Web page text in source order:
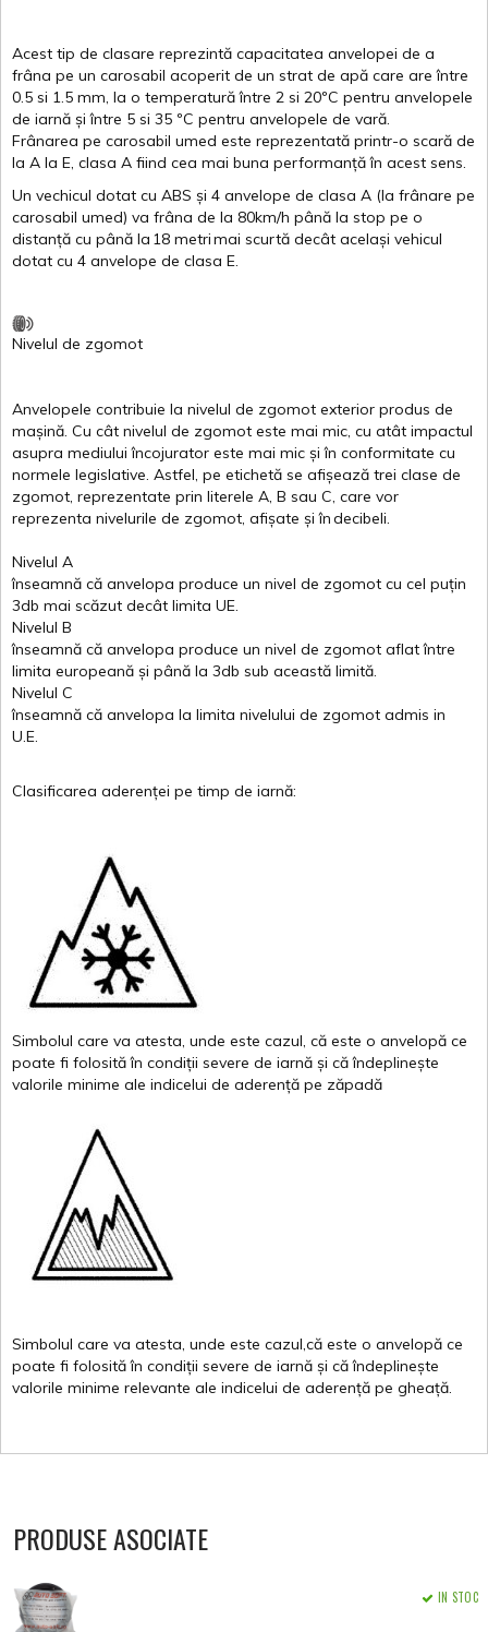
Acest tip de clasare reprezintă capacitatea anvelopei de a
frâna pe un carosabil acoperit de un strat de apă care areîntre
0.5 si 1.5 mm, la o temperatură între 2 si 20ºC pentru anvelopele
de iarnă și între 5 si 35 ºC pentru anvelopele de vară.
Frânarea pe carosabil umed este reprezentată printr-o scară de
la A la E, clasa A fiind cea mai buna performanță în acest sens.
Un vechicul dotat cu ABS și 4 anvelope de clasa A (la frânare pe
carosabil umed) va frâna de la 80km/h până la stop pe o
distanță cu până la 18 metrimai scurtă decât același vehicul
dotat cu 4 anvelope de clasa E.
Nivelul de zgomot
Anvelopele contribuie la nivelul de zgomot exterior produs de
mașină. Cu cât nivelul de zgomot este mai mic, cu atât impactul
asupra mediului încojurator este mai mic și în conformitate cu
normele legislative. Astfel, pe etichetă se afișează trei clase de
zgomot, reprezentate prin literele A, B sau C, care vor
reprezenta nivelurile de zgomot, afișate și îndecibeli.
Nivelul A
înseamnă că anvelopa produce un nivel de zgomot cu cel puțin
3db mai scăzut decât limita UE.
Nivelul B
înseamnă că anvelopa produce un nivel de zgomot aflat între
limita europeană și până la 3db sub această limită.
Nivelul C
înseamnă că anvelopa la limita nivelului de zgomot admis in
U.E.
Clasificarea aderenței pe timp de iarnă:
Simbolul care va atesta, unde este cazul, că este o anvelopă ce
poate fi folosită în condiții severe de iarnă și că îndeplinește
valorile minime ale indicelui de aderență pe zăpadă
Simbolul care va atesta, unde este cazul,că este o anvelopă ce
poate fi folosită în condiții severe de iarnă și că îndeplinește
valorile minime relevante ale indicelui de aderență pe gheață.
PRODUSE ASOCIATE
IN STOC